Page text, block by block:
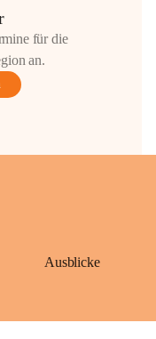
für die
an.
Ausblicke